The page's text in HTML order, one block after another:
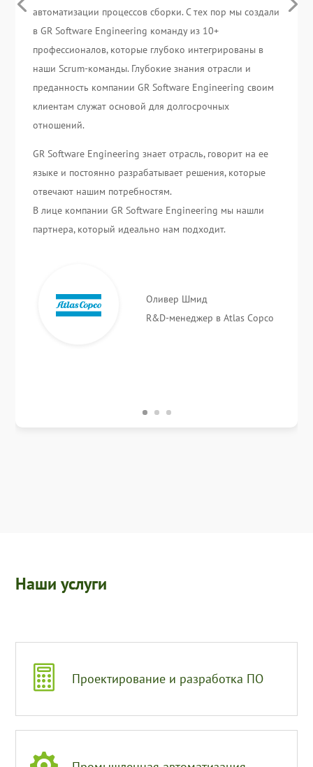
автоматизации процессов сборки. С тех пор мы создали
в GR Software Engineering команду из 10+
профессионалов, которые глубоко интегрированы в
наши Scrum-команды. Глубокие знания отрасли и
преданность компании GR Software Engineering своим
клиентам служат основой для долгосрочных
отношений.
GR Software Engineering знает отрасль, говорит на ее
языке и постоянно разрабатывает решения, которые
отвечают нашим потребностям.
В лице компании GR Software Engineering мы нашли
партнера, который идеально нам подходит.
Оливер Шмид
R&D-менеджер в Atlas Copco
Наши услуги
 Проектирование и разработка ПО